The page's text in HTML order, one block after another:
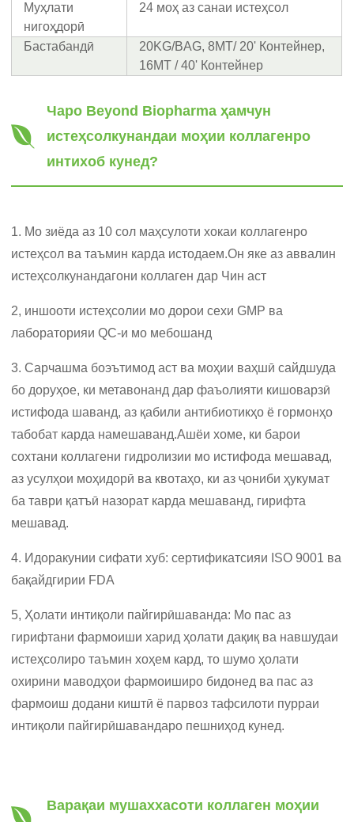
Муҳлати
нигоҳдорӣ
24 моҳ аз санаи истеҳсол
Бастабандӣ
20KG/BAG, 8MT/ 20' Контейнер,
16MT / 40' Контейнер
Чаро Beyond Biopharma ҳамчун
истеҳсолкунандаи моҳии коллагенро
интихоб кунед?
1. Мо зиёда аз 10 сол маҳсулоти хокаи коллагенро
истеҳсол ва таъмин карда истодаем.Он яке аз аввалин
истеҳсолкунандагони коллаген дар Чин аст
2, иншооти истеҳсолии мо дорои сехи GMP ва
лабораторияи QC-и мо мебошанд
3. Сарчашма боэътимод аст ва моҳии ваҳшӣ сайдшуда
бо доруҳое, ки метавонанд дар фаъолияти кишоварзӣ
истифода шаванд, аз қабили антибиотикҳо ё гормонҳо
табобат карда намешаванд.Ашёи хоме, ки барои
сохтани коллагени гидролизии мо истифода мешавад,
аз усулҳои моҳидорӣ ва квотаҳо, ки аз ҷониби ҳукумат
ба таври қатъӣ назорат карда мешаванд, гирифта
мешавад.
4. Идоракунии сифати хуб: сертификатсияи ISO 9001 ва
бақайдгирии FDA
5, Ҳолати интиқоли пайгирӣшаванда: Мо пас аз
гирифтани фармоиши харид ҳолати дақиқ ва навшудаи
истеҳсолиро таъмин хоҳем кард, то шумо ҳолати
охирини маводҳои фармоиширо бидонед ва пас аз
фармоиш додани киштӣ ё парвоз тафсилоти пурраи
интиқоли пайгирӣшавандаро пешниҳод кунед.
Варақаи мушаххасоти коллаген моҳии